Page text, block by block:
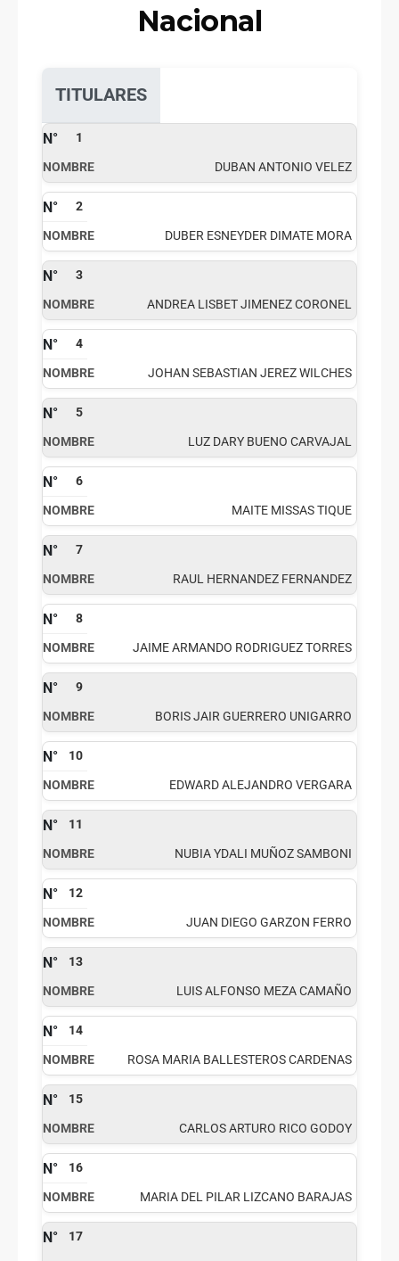
Nacional
TITULARES
1
DUBAN ANTONIO VELEZ
2
DUBER ESNEYDER DIMATE MORA
3
ANDREA LISBET JIMENEZ CORONEL
4
JOHAN SEBASTIAN JEREZ WILCHES
5
LUZ DARY BUENO CARVAJAL
6
MAITE MISSAS TIQUE
7
RAUL HERNANDEZ FERNANDEZ
8
JAIME ARMANDO RODRIGUEZ TORRES
9
BORIS JAIR GUERRERO UNIGARRO
10
EDWARD ALEJANDRO VERGARA
11
NUBIA YDALI MUÑOZ SAMBONI
12
JUAN DIEGO GARZON FERRO
13
LUIS ALFONSO MEZA CAMAÑO
14
ROSA MARIA BALLESTEROS CARDENAS
15
CARLOS ARTURO RICO GODOY
16
MARIA DEL PILAR LIZCANO BARAJAS
17